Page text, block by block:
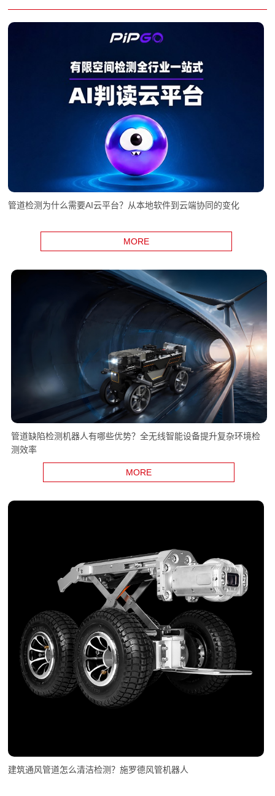
管道检测为什么需要AI云平台？从本地软件到云端协同的变化
MORE
管道缺陷检测机器人有哪些优势？全无线智能设备提升复杂环境检
测效率
MORE
建筑通风管道怎么清洁检测？施罗德风管机器人